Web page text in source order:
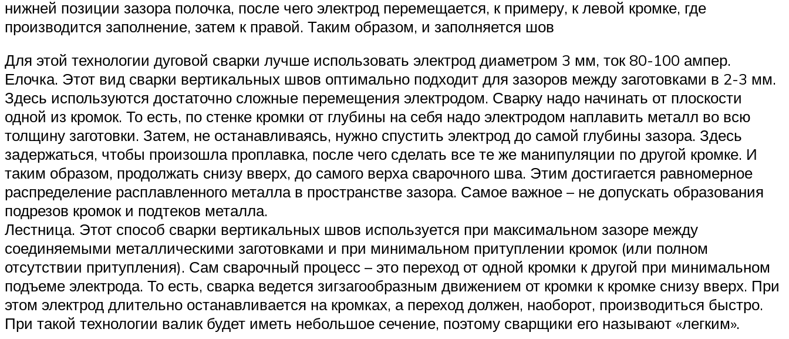
нижней позиции зазора полочка, после чего электрод перемещается, к примеру, к левой кромке, где
производится заполнение, затем к правой. Таким образом, и заполняется шов
Для этой технологии дуговой сварки лучше использовать электрод диаметром 3 мм, ток 80-100 ампер.
Елочка. Этот вид сварки вертикальных швов оптимально подходит для зазоров между заготовками в 2-3 мм.
Здесь используются достаточно сложные перемещения электродом. Сварку надо начинать от плоскости
одной из кромок. То есть, по стенке кромки от глубины на себя надо электродом наплавить металл во всю
толщину заготовки. Затем, не останавливаясь, нужно спустить электрод до самой глубины зазора. Здесь
задержаться, чтобы произошла проплавка, после чего сделать все те же манипуляции по другой кромке. И
таким образом, продолжать снизу вверх, до самого верха сварочного шва. Этим достигается равномерное
распределение расплавленного металла в пространстве зазора. Самое важное – не допускать образования
подрезов кромок и подтеков металла.
Лестница. Этот способ сварки вертикальных швов используется при максимальном зазоре между
соединяемыми металлическими заготовками и при минимальном притуплении кромок (или полном
отсутствии притупления). Сам сварочный процесс – это переход от одной кромки к другой при минимальном
подъеме электрода. То есть, сварка ведется зигзагообразным движением от кромки к кромке снизу вверх. При
этом электрод длительно останавливается на кромках, а переход должен, наоборот, производиться быстро.
При такой технологии валик будет иметь небольшое сечение, поэтому сварщики его называют «легким».